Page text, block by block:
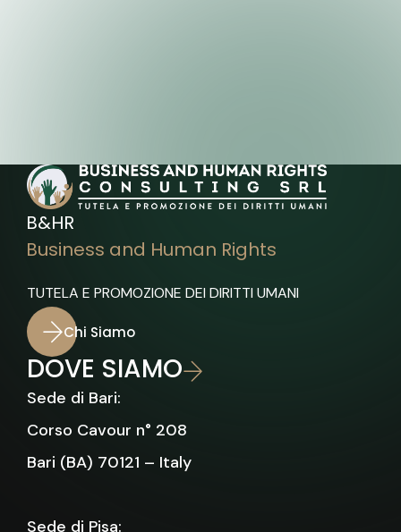
B&HR
Business and Human Rights
TUTELA E PROMOZIONE DEI DIRITTI UMANI
Chi Siamo
DOVE SIAMO
Sede di Bari:
Corso Cavour n° 208
Bari (BA) 70121 – Italy
Sede di Pisa: